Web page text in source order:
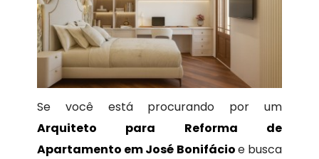
Se você está procurando por um
Arquiteto para Reforma de
Apartamento em José Bonifácioe busca